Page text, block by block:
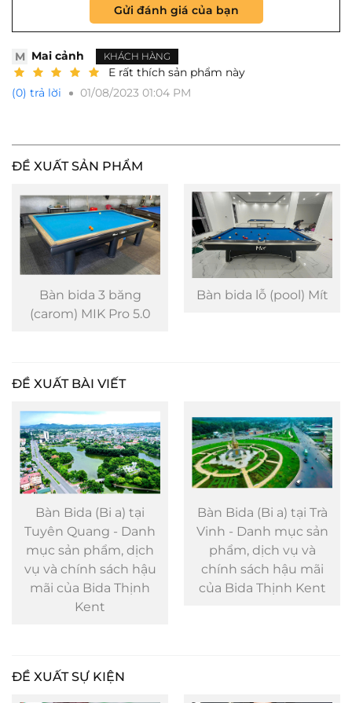
Gửi đánh giá của bạn
M Mai cảnh KHÁCH HÀNG
E rất thích sản phẩm này
(0) trả lời
01/08/2023 01:04 PM
ĐỀ XUẤT SẢN PHẨM
Bàn bida 3 băng
(carom) MIK Pro 5.0
Bàn bida lỗ (pool) Mít
ĐỀ XUẤT BÀI VIẾT
Bàn Bida (Bi a) tại
Tuyên Quang - Danh
mục sản phẩm, dịch
vụ và chính sách hậu
mãi của Bida Thịnh
Kent
Bàn Bida (Bi a) tại Trà
Vinh - Danh mục sản
phẩm, dịch vụ và
chính sách hậu mãi
của Bida Thịnh Kent
ĐỀ XUẤT SỰ KIỆN